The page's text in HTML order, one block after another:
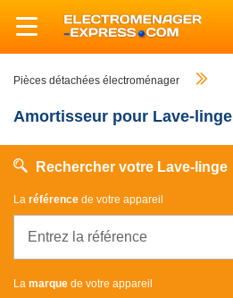
Pièces détachées électroménager
Amortisseur pour Lave-linge
Rechercher votre Lave-linge
La référence de votre appareil
La marque de votre appareil